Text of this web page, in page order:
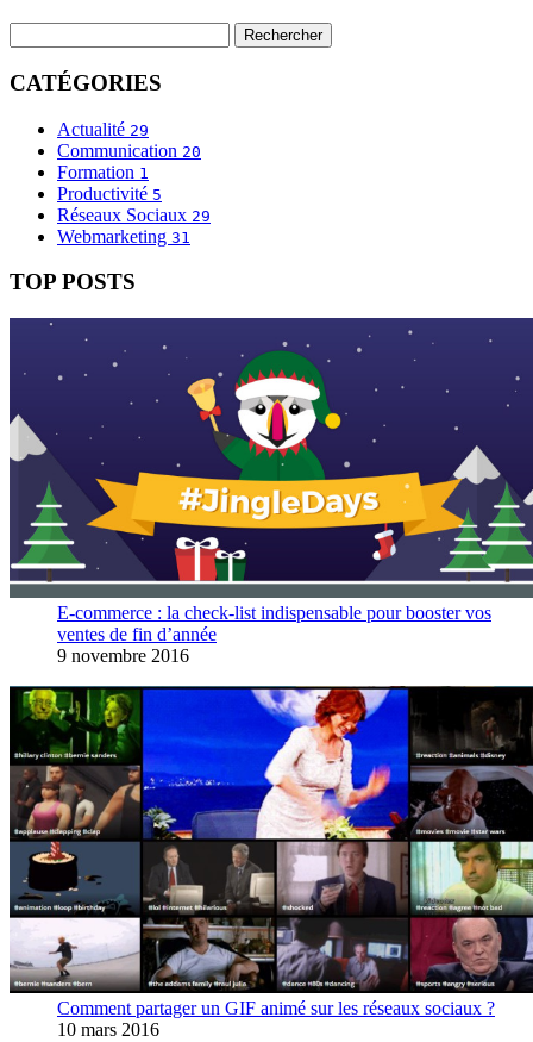
CATÉGORIES
Actualité 29
Communication 20
Formation 1
Productivité 5
Réseaux Sociaux 29
Webmarketing 31
TOP POSTS
E-commerce : la check-list indispensable pour booster vos
ventes de fin d’année
9 novembre 2016
Comment partager un GIF animé sur les réseaux sociaux ?
10 mars 2016